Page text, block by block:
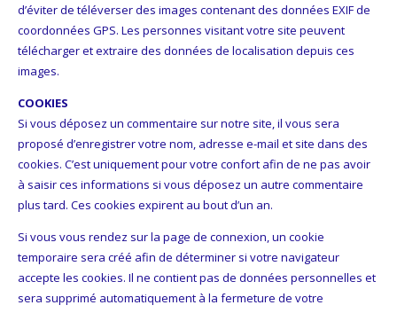
d’éviter de téléverser des images contenant des données EXIF de
coordonnées GPS. Les personnes visitant votre site peuvent
télécharger et extraire des données de localisation depuis ces
images.
COOKIES
Si vous déposez un commentaire sur notre site, il vous sera
proposé d’enregistrer votre nom, adresse e-mail et site dans des
cookies. C’est uniquement pour votre confort afin de ne pas avoir
à saisir ces informations si vous déposez un autre commentaire
plus tard. Ces cookies expirent au bout d’un an.
Si vous vous rendez sur la page de connexion, un cookie
temporaire sera créé afin de déterminer si votre navigateur
accepte les cookies. Il ne contient pas de données personnelles et
sera supprimé automatiquement à la fermeture de votre